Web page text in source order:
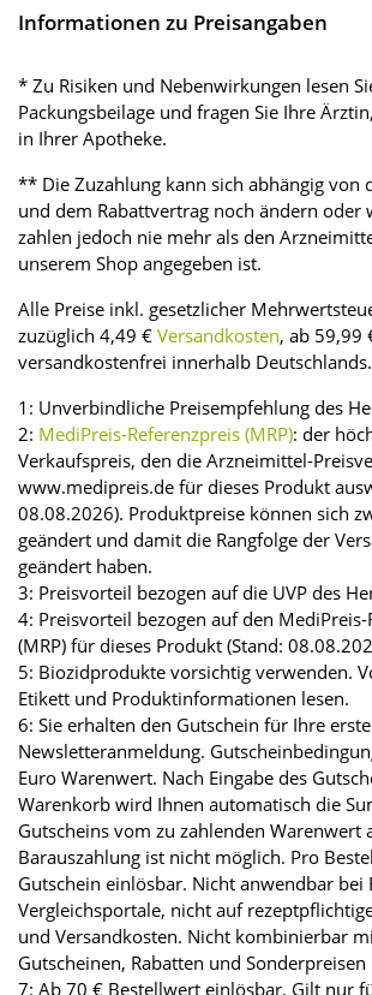
Informationen zu Preisangaben
* Zu Risiken und Nebenwirkungen lesen
Packungsbeilage und fragen Sie Ihre
in Ihrer Apotheke.
** Die Zuzahlung kann sich abhängig von
und dem Rabattvertrag noch ändern oder
zahlen jedoch nie mehr als den
unserem Shop angegeben ist.
Alle Preise inkl. gesetzlicher
zuzüglich 4,49 € Versandkosten, ab 59,99
versandkostenfrei innerhalb Deutschlands.
1: Unverbindliche Preisempfehlung des
2: MediPreis-Referenzpreis (MRP): der
Verkaufspreis, den die Arzneimittel-
www.medipreis.de für dieses Produkt
08.08.2026). Produktpreise können sich
geändert und damit die Rangfolge der
geändert haben.
3: Preisvorteil bezogen auf die UVP des
4: Preisvorteil bezogen auf den MediPreis-
(MRP) für dieses Produkt (Stand:
5: Biozidprodukte vorsichtig verwenden.
Etikett und Produktinformationen lesen.
6: Sie erhalten den Gutschein für Ihre erste
Newsletteranmeldung.
Euro Warenwert. Nach Eingabe des
Warenkorb wird Ihnen automatisch die
Gutscheins vom zu zahlenden Warenwert
Barauszahlung ist nicht möglich. Pro
Gutschein einlösbar. Nicht anwendbar bei
Vergleichsportale, nicht auf
und Versandkosten. Nicht kombinierbar
Gutscheinen, Rabatten und Sonderpreisen
7: Ab 70 € Bestellwert einlösbar. Gilt nur